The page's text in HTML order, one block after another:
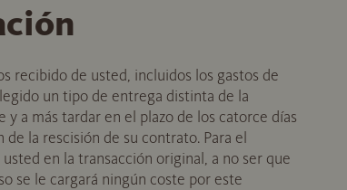
recibido de usted, incluidos los gastos de
un tipo de entrega distinta de la
a más tardar en el plazo de los catorce días
la rescisión de su contrato. Para el
en la transacción original, a no ser que
se le cargará ningún coste por este